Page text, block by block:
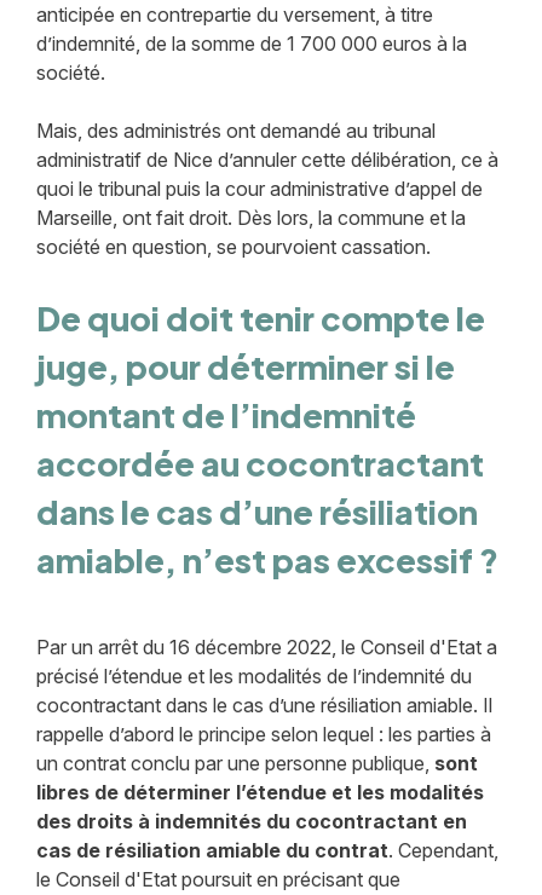
anticipée en contrepartie du versement, à titre
d’indemnité, de la somme de 1 700 000 euros à la
société.
Mais, des administrés ont demandé au tribunal
administratif de Nice d’annuler cette délibération, ce à
quoi le tribunal puis la cour administrative d’appel de
Marseille, ont fait droit. Dès lors, la commune et la
société en question, se pourvoient cassation.
De quoi doit tenir compte le
juge, pour déterminer si le
montant de l’indemnité
accordée au cocontractant
dans le cas d’une résiliation
amiable, n’est pas excessif ?
Par un arrêt du 16 décembre 2022, le Conseil d'Etat a
précisé l’étendue et les modalités de l’indemnité du
cocontractant dans le cas d’une résiliation amiable. Il
rappelle d’abord le principe selon lequel : les parties à
un contrat conclu par une personne publique, sont
libres de déterminer l’étendue et les modalités
des droits à indemnités du cocontractant en
cas de résiliation amiable du contrat. Cependant,
le Conseil d'Etat poursuit en précisant que